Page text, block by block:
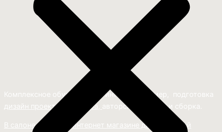
Комплексное обустройство интерьера: замер, подготовка
дизайн проекта интерьера, авторский надзор и сборка.
В салоне мебели иинтернет магазине дизайнерской